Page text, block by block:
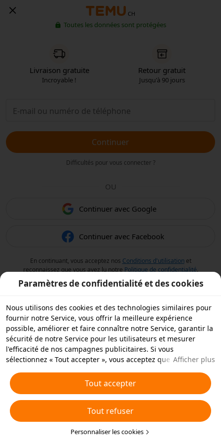
CH
Toutes les données sont protégées
Livraison gratuite
Incroyable !
Retour gratuit
Jusqu'à 90 jours
Continuer
Difficultés pour vous connecter ?
OU
Continuer avec Google
Continuer avec Facebook
En continuant, vous acceptez nos Conditions d'utilisation et
reconnaissez que vous avez lu notre Politique de confidentialité.
Paramètres de confidentialité et des cookies
Nous utilisons des cookies et des technologies similaires pour
fournir notre Service, vous offrir la meilleure expérience
possible, améliorer et faire connaître notre Service, garantir la
sécurité de notre Service pour les utilisateurs et mesurer
l'efficacité de nos campagnes publicitaires. Si vous
sélectionnez « Tout accepter », vous acceptez que nous et nos
similaires sur votre appareil à des fins publicitaires. Vous
pouvez aussi « rejeter tous » les cookies non essentiels ou
choisir les types de cookies que vous souhaitez accepter ou
rejeter à tout moment dans vos paramètres de confidentialité
ou en cliquant sur « Personnaliser les cookies » ci-dessous.
Pour plus de détails, consultez notrePolitique relative aux
Afficher plus
Tout accepter
Tout refuser
Personnaliser les cookies